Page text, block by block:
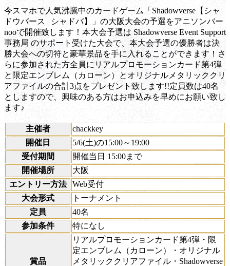
今スマホで人気沸騰中のカードゲーム「Shadowverse【シャ
ドウバース | シャドバ】」の大阪大会の予選をアニソンバー
nooで開催致します！本大会予選は Shadowverse Event Support
事務局 のサポート受けた大会で、本大会予選の優勝者は決
勝大会への切符と豪華景品を手に入れることができます！さ
らに参加された方全員にリアルプロモーションカード第4弾
と限定エンブレム（カローン）とオリジナルメタリッククリ
アファイルの合計3点をプレゼント致します!!定員数は40名
としますので、興味のある方はお申込みを早めにお願い致し
ます♪
主催者
chackkey
開催日
5/6(土)の15:00～19:00
受付期間
開催当日 15:00まで
開催場所
大阪
エントリー方法
Web受付
大会形式
トーナメント
定員
40名
参加条件
特になし
賞品
リアルプロモーションカード第4弾・限
定エンブレム（カローン）・オリジナル
メタリッククリアファイル・Shadowverse